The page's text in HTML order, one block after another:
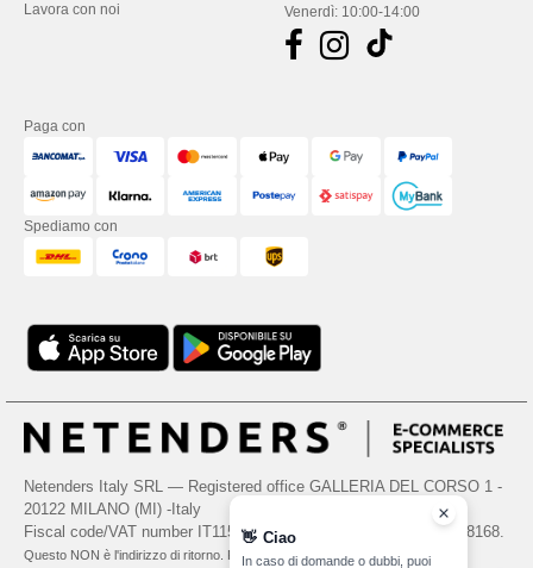
Lavora con noi
Venerdì: 10:00-14:00
Paga con
Spediamo con
Netenders Italy SRL — Registered office GALLERIA DEL CORSO 1 -
20122 MILANO (MI) -Italy
Fiscal code/VAT number IT11510210963 — REA number MI-2608168.
Questo NON è l'indirizzo di ritorno. Per i resi, vedere qui
👋 Ciao
In caso di domande o dubbi, puoi